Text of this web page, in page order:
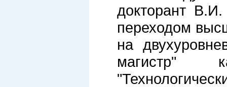
докторант
переходом
на
магистр"